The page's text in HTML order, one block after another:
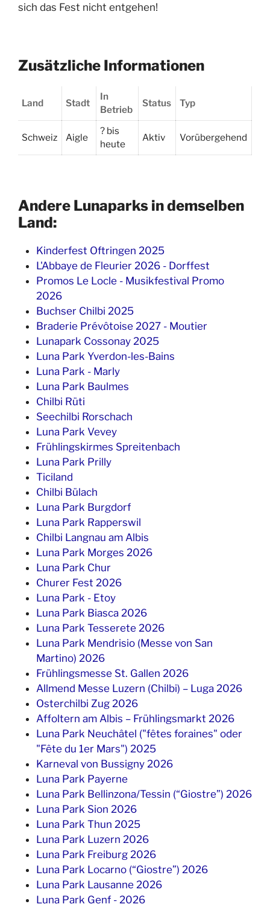
sich das Fest nicht entgehen!
Zusätzliche Informationen
Land Stadt
In
Betrieb
Status Typ
Schweiz Aigle
? bis
heute
Aktiv Vorübergehend
Andere Lunaparks in demselben
Land:
Kinderfest Oftringen 2025
L'Abbaye de Fleurier 2026 - Dorffest
Promos Le Locle - Musikfestival Promo
2026
Buchser Chilbi 2025
Braderie Prévôtoise 2027 - Moutier
Lunapark Cossonay 2025
Luna Park Yverdon-les-Bains
Luna Park - Marly
Luna Park Baulmes
Chilbi Rüti
Seechilbi Rorschach
Luna Park Vevey
Frühlingskirmes Spreitenbach
Luna Park Prilly
Ticiland
Chilbi Bülach
Luna Park Burgdorf
Luna Park Rapperswil
Chilbi Langnau am Albis
Luna Park Morges 2026
Luna Park Chur
Churer Fest 2026
Luna Park - Etoy
Luna Park Biasca 2026
Luna Park Tesserete 2026
Luna Park Mendrisio (Messe von San
Martino) 2026
Frühlingsmesse St. Gallen 2026
Allmend Messe Luzern (Chilbi) – Luga 2026
Osterchilbi Zug 2026
Affoltern am Albis – Frühlingsmarkt 2026
Luna Park Neuchâtel ("fêtes foraines" oder
"Fête du 1er Mars") 2025
Karneval von Bussigny 2026
Luna Park Payerne
Luna Park Bellinzona/Tessin (“Giostre”) 2026
Luna Park Sion 2026
Luna Park Thun 2025
Luna Park Luzern 2026
Luna Park Freiburg 2026
Luna Park Locarno (“Giostre”) 2026
Luna Park Lausanne 2026
Luna Park Genf - 2026